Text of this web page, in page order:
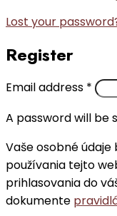
Lost your
Register
Email address *
A password will be
Vaše osobné údaje
používania tejto
prihlasovania do
dokumente